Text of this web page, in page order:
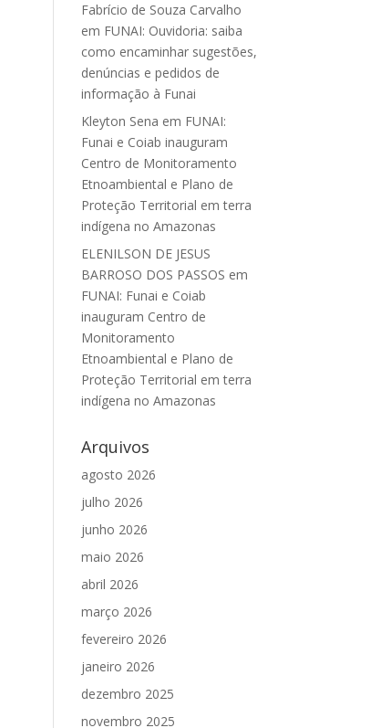
Fabrício de Souza Carvalho
em FUNAI: Ouvidoria: saiba
como encaminhar sugestões,
denúncias e pedidos de
informação à Funai
Kleyton Sena em FUNAI:
Funai e Coiab inauguram
Centro de Monitoramento
Etnoambiental e Plano de
Proteção Territorial em terra
indígena no Amazonas
ELENILSON DE JESUS
BARROSO DOS PASSOS em
FUNAI: Funai e Coiab
inauguram Centro de
Monitoramento
Etnoambiental e Plano de
Proteção Territorial em terra
indígena no Amazonas
Arquivos
agosto 2026
julho 2026
junho 2026
maio 2026
abril 2026
março 2026
fevereiro 2026
janeiro 2026
dezembro 2025
novembro 2025